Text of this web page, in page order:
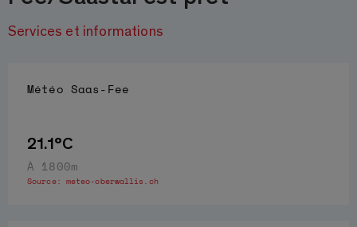
Services et informations
Météo Saas-Fee
21.1°C
À 1800m
Source: meteo-oberwallis.ch